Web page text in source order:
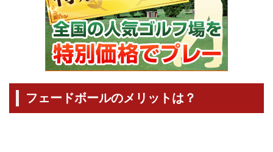
フェードボールのメリットは？